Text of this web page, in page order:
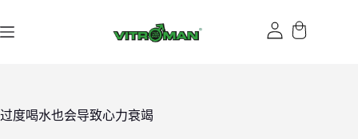
过
过度喝水也会导致心力衰竭